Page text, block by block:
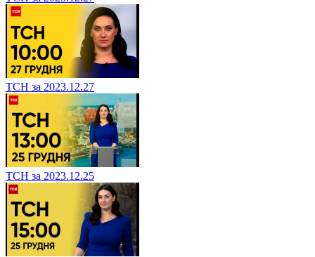
ТСН за 2023.12.27
ТСН за 2023.12.25